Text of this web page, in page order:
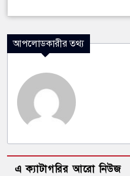
আপলোডকারীর তথ্য
এ ক্যাটাগরির আরো নিউজ